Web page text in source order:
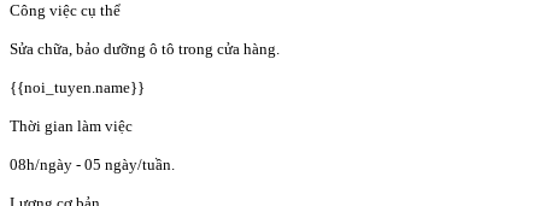
Công việc cụ thể
Sửa chữa, bảo dưỡng ô tô trong cửa hàng.
{{noi_tuyen.name}}
Thời gian làm việc
08h/ngày - 05 ngày/tuần.